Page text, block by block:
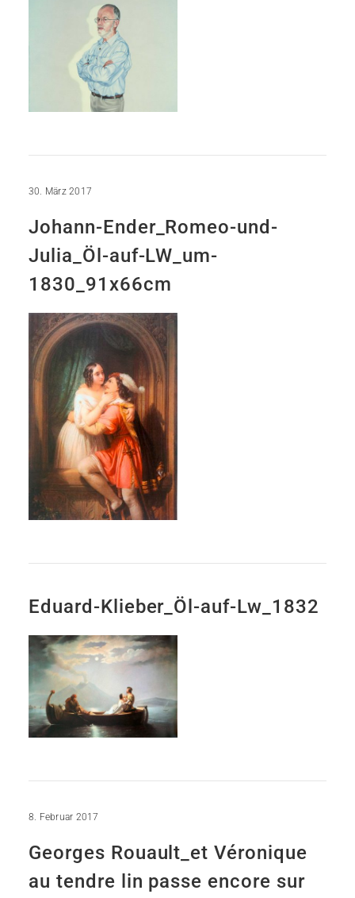
30. März 2017
Johann-Ender_Romeo-und-
Julia_Öl-auf-LW_um-
1830_91x66cm
Eduard-Klieber_Öl-auf-Lw_1832
8. Februar 2017
Georges Rouault_et Véronique
au tendre lin passe encore sur